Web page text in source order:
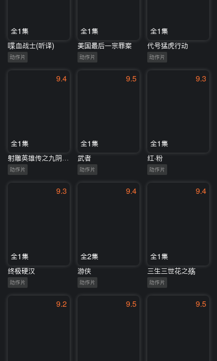
全1集
喋血战士(听译)
动作片
全1集
美国最后一宗罪案
动作片
全1集
代号猛虎行动
动作片
9.4
全1集
射雕英雄传之九阴白骨爪
动作片
9.5
全1集
武者
动作片
9.3
全1集
红·粉
动作片
9.3
全1集
终极硬汉
动作片
9.4
全2集
游侠
动作片
9.4
全1集
三生三世花之殇
动作片
9.2 9.5 9.5